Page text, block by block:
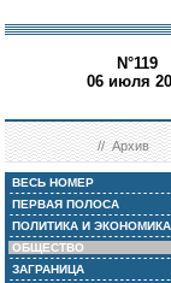
N°119
06 июля
//Архив
ВЕСЬ НОМЕР
ПЕРВАЯ ПОЛОСА
ПОЛИТИКА И ЭКОНОМИКА
ОБЩЕСТВО
ЗАГРАНИЦА